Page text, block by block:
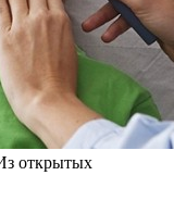
открытых